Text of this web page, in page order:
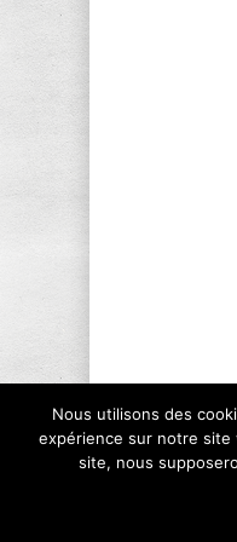
Nous utilisons des
expérience sur notre site
site, nous